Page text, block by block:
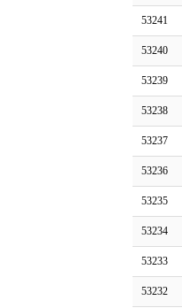
53241
53240
53239
53238
53237
53236
53235
53234
53233
53232